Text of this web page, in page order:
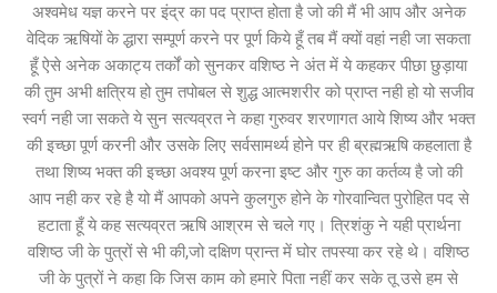
अश्वमेध यज्ञ करने पर इंद्र का पद प्राप्त होता है जो की मैं भी आप और अनेक
वेदिक ऋषियों के द्धारा सम्पूर्ण करने पर पूर्ण किये हूँ तब मैं क्यों वहां नही जा सकता
हूँ ऐसे अनेक अकाट्य तर्कों को सुनकर वशिष्ठ ने अंत में ये कहकर पीछा छुड़ाया
की तुम अभी क्षत्रिय हो तुम तपोबल से शुद्ध आत्मशरीर को प्राप्त नही हो यो सजीव
स्वर्ग नही जा सकते ये सुन सत्यव्रत ने कहा गुरुवर शरणागत आये शिष्य और भक्त
की इच्छा पूर्ण करनी और उसके लिए सर्वसामर्थ्य होने पर ही ब्रह्मऋषि कहलाता है
तथा शिष्य भक्त की इच्छा अवश्य पूर्ण करना इष्ट और गुरु का कर्तव्य है जो की
आप नही कर रहे है यो मैं आपको अपने कुलगुरु होने के गोरवान्वित पुरोहित पद से
हटाता हूँ ये कह सत्यव्रत ऋषि आश्रम से चले गए। त्रिशंकु ने यही प्रार्थना
वशिष्ठ जी के पुत्रों से भी की,जो दक्षिण प्रान्त में घोर तपस्या कर रहे थे। वशिष्ठ
जी के पुत्रों ने कहा कि जिस काम को हमारे पिता नहीं कर सके तू उसे हम से